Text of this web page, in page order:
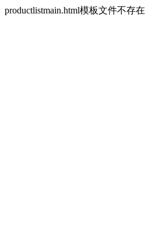
productlistmain.html模板文件不存在